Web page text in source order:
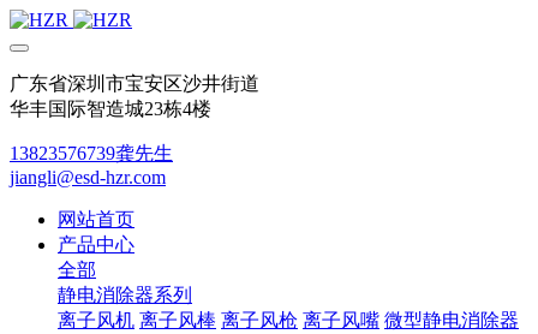
广东省深圳市宝安区沙井街道
华丰国际智造城23栋4楼
13823576739龚先生
jiangli@esd-hzr.com
网站首页
产品中心
全部
静电消除器系列
离子风机 离子风棒 离子风枪 离子风嘴 微型静电消除器